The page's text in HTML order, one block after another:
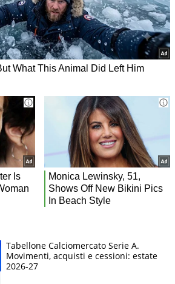
Tabellone Calciomercato Serie A.
Movimenti, acquisti e cessioni: estate
2026-27